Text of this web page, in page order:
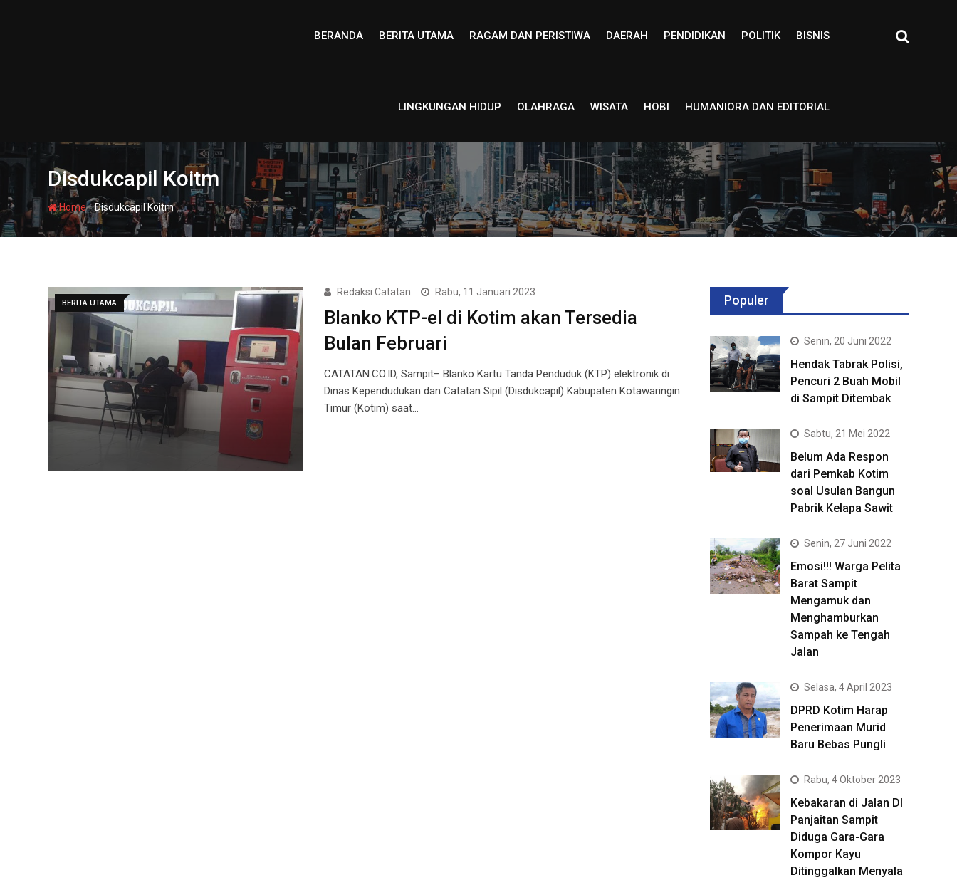
BERANDA BERITA UTAMA RAGAM DAN PERISTIWA DAERAH PENDIDIKAN POLITIK BISNIS
LINGKUNGAN HIDUP OLAHRAGA WISATA HOBI HUMANIORA DAN EDITORIAL
Disdukcapil Koitm
Home-Disdukcapil Koitm
BERITA UTAMA
Redaksi Catatan Rabu, 11 Januari 2023
Blanko KTP-el di Kotim akan Tersedia
Bulan Februari
CATATAN.CO.ID, Sampit– Blanko Kartu Tanda Penduduk (KTP) elektronik di
Dinas Kependudukan dan Catatan Sipil (Disdukcapil) Kabupaten Kotawaringin
Timur (Kotim) saat…
Populer
Senin, 20 Juni 2022
Hendak Tabrak Polisi,
Pencuri 2 Buah Mobil
di Sampit Ditembak
Sabtu, 21 Mei 2022
Belum Ada Respon
dari Pemkab Kotim
soal Usulan Bangun
Pabrik Kelapa Sawit
Senin, 27 Juni 2022
Emosi!!! Warga Pelita
Barat Sampit
Mengamuk dan
Menghamburkan
Sampah ke Tengah
Jalan
Selasa, 4 April 2023
DPRD Kotim Harap
Penerimaan Murid
Baru Bebas Pungli
Rabu, 4 Oktober 2023
Kebakaran di Jalan DI
Panjaitan Sampit
Diduga Gara-Gara
Kompor Kayu
Ditinggalkan Menyala